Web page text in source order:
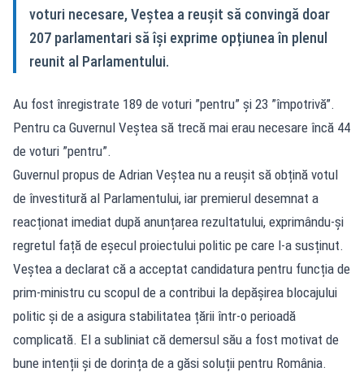
voturi necesare, Veștea a reușit să convingă doar
207 parlamentari să își exprime opțiunea în plenul
reunit al Parlamentului.
Au fost înregistrate 189 de voturi ”pentru” și 23 ”împotrivă”.
Pentru ca Guvernul Veștea să trecă mai erau necesare încă 44
de voturi ”pentru”.
Guvernul propus de Adrian Veștea nu a reușit să obțină votul
de învestitură al Parlamentului, iar premierul desemnat a
reacționat imediat după anunțarea rezultatului, exprimându-și
regretul față de eșecul proiectului politic pe care l-a susținut.
Veștea a declarat că a acceptat candidatura pentru funcția de
prim-ministru cu scopul de a contribui la depășirea blocajului
politic și de a asigura stabilitatea țării într-o perioadă
complicată. El a subliniat că demersul său a fost motivat de
bune intenții și de dorința de a găsi soluții pentru România.